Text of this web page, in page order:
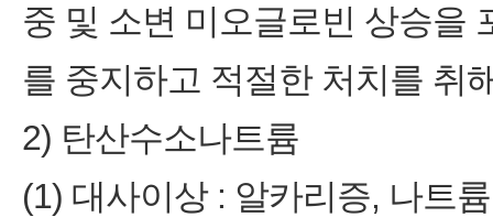
중 및 소변 미오글로빈 상승을
를 중지하고 적절한 처치를 취
2) 탄산수소나트륨
(1) 대사이상 : 알카리증, 나트